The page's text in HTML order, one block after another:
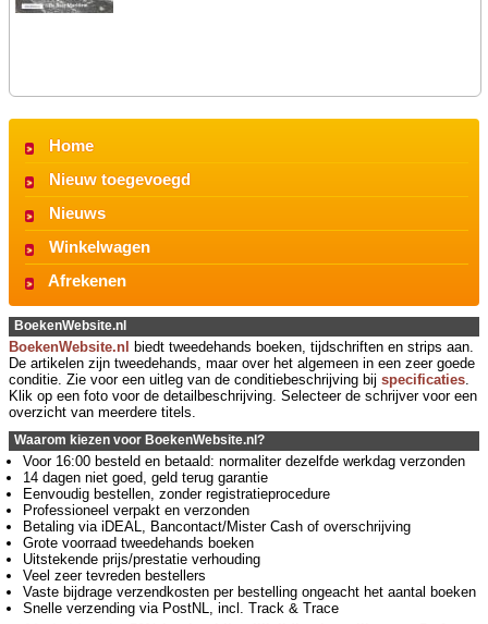
Home
Nieuw toegevoegd
Nieuws
Winkelwagen
Afrekenen
BoekenWebsite.nl
BoekenWebsite.nl
biedt tweedehands boeken, tijdschriften en strips aan.
De artikelen zijn tweedehands, maar over het algemeen in een zeer goede
conditie. Zie voor een uitleg van de conditiebeschrijving bij specificaties.
Klik op een foto voor de detailbeschrijving. Selecteer de schrijver voor een
overzicht van meerdere titels.
Waarom kiezen voor BoekenWebsite.nl?
Voor 16:00 besteld en betaald: normaliter dezelfde werkdag verzonden
14 dagen niet goed, geld terug garantie
Eenvoudig bestellen, zonder registratieprocedure
Professioneel verpakt en verzonden
Betaling via iDEAL, Bancontact/Mister Cash of overschrijving
Grote voorraad tweedehands boeken
Uitstekende prijs/prestatie verhouding
Veel zeer tevreden bestellers
Vaste bijdrage verzendkosten per bestelling ongeacht het aantal boeken
Snelle verzending via PostNL, incl. Track & Trace